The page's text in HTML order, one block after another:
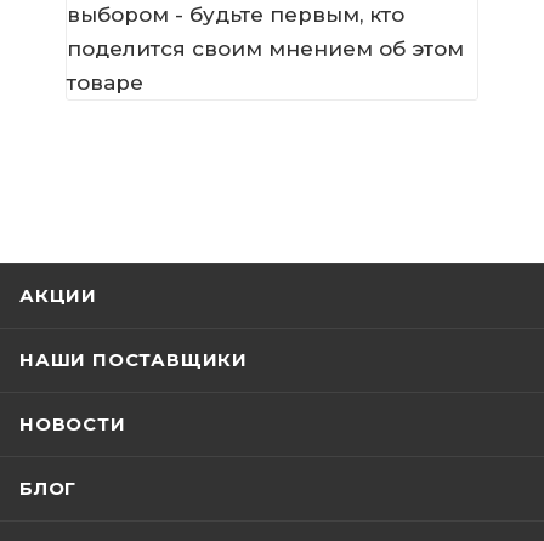
выбором - будьте первым, кто
поделится своим мнением об этом
товаре
АКЦИИ
НАШИ ПОСТАВЩИКИ
НОВОСТИ
БЛОГ